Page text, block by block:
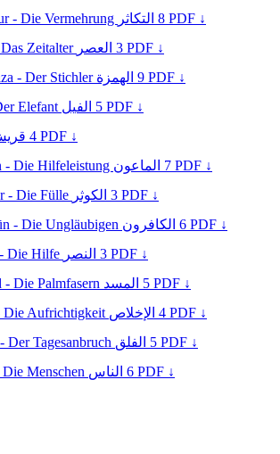
- Die Vermehrung التكاثر 8 PDF ↓
Zeitalter العصر 3 PDF ↓
- Der Stichler الهمزة 9 PDF ↓
Elefant الفيل 5 PDF ↓
4 PDF ↓
- Die Hilfeleistung الماعون 7 PDF ↓
- Die Fülle الكوثر 3 PDF ↓
- Die Ungläubigen الكافرون 6 PDF ↓
Die Hilfe النصر 3 PDF ↓
- Die Palmfasern المسد 5 PDF ↓
Die Aufrichtigkeit الإخلاص 4 PDF ↓
Der Tagesanbruch الفلق 5 PDF ↓
Menschen الناس 6 PDF ↓